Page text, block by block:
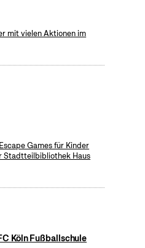
mit vielen Aktionen im
Games für Kinder
Stadtteilbibliothek Haus
Köln Fußballschule